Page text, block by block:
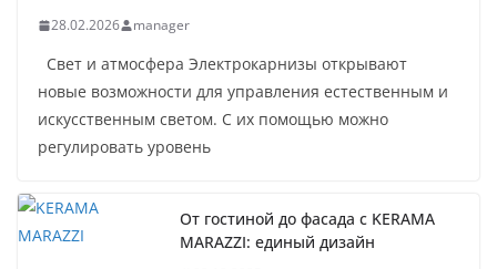
28.02.2026 manager
Свет и атмосфера Электрокарнизы открывают
новые возможности для управления естественным и
искусственным светом. С их помощью можно
регулировать уровень
От гостиной до фасада с KERAMA
MARAZZI: единый дизайн